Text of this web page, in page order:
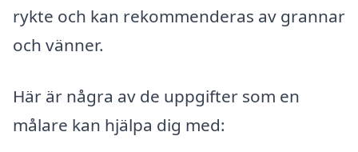
rykte och kan rekommenderas av grannar
och vänner.
Här är några av de uppgifter som en
målare kan hjälpa dig med: